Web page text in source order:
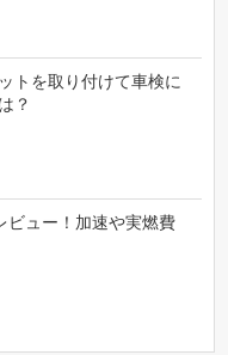
トを取り付けて車検に
？
ビュー！加速や実燃費